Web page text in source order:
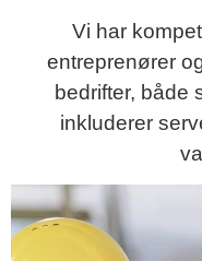
Vi har
entreprenører
bedrifter, både
inkluderer